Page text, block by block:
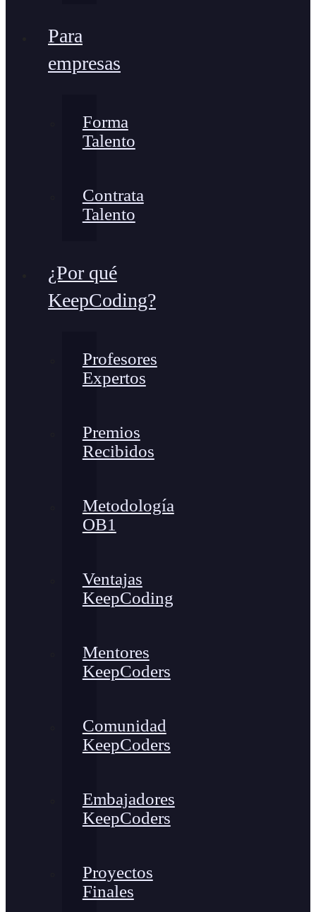
Para
empresas
Forma
Talento
Contrata
Talento
¿Por qué
KeepCoding?
Profesores
Expertos
Premios
Recibidos
Metodología
OB1
Ventajas
KeepCoding
Mentores
KeepCoders
Comunidad
KeepCoders
Embajadores
KeepCoders
Proyectos
Finales